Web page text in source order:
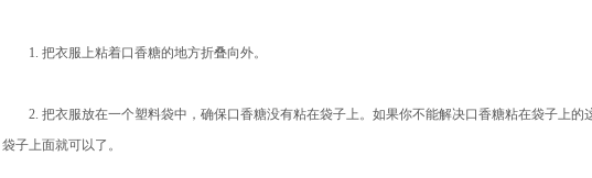
1. 把衣服上粘着口香糖的地方折叠向外。
2. 把衣服放在一个塑料袋中，确保口香糖没有粘在袋子上。如果你不能解决口香糖粘在袋子上的
袋子上面就可以了。